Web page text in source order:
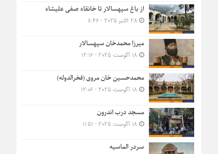
از باغ سپهسالار تا خانقاه صفی علیشاه
میرزا محمدخان سپهسالار
محمدحسین خان مروی (فخرالدوله)
مسجد درب اندرون
سردر الماسیه